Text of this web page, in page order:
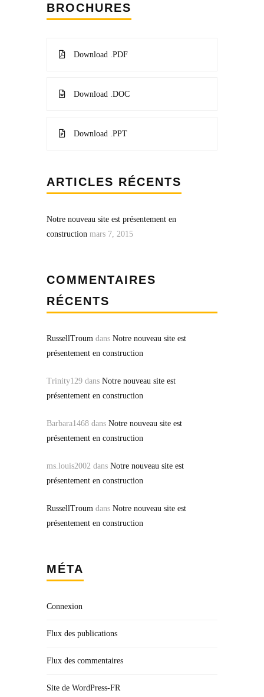
BROCHURES
Download .PDF
Download .DOC
Download .PPT
ARTICLES RÉCENTS
Notre nouveau site est présentement en
construction mars 7, 2015
COMMENTAIRES
RÉCENTS
RussellTroum dans Notre nouveau site est
présentement en construction
Trinity129 dans Notre nouveau site est
présentement en construction
Barbara1468 dans Notre nouveau site est
présentement en construction
ms.louis2002 dans Notre nouveau site est
présentement en construction
RussellTroum dans Notre nouveau site est
présentement en construction
MÉTA
Connexion
Flux des publications
Flux des commentaires
Site de WordPress-FR